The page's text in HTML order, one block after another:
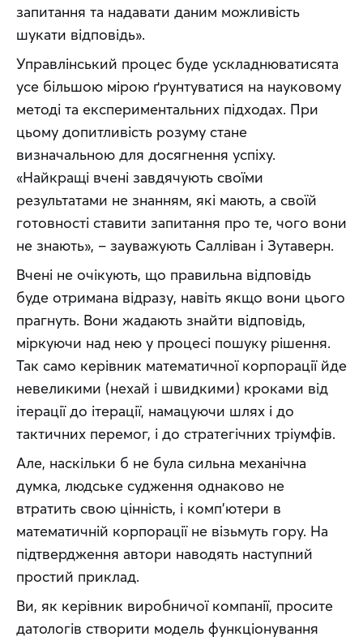
запитання та надавати даним можливість
шукати відповідь».
Управлінський процес буде ускладнюватисята
усе більшою мірою ґрунтуватися на науковому
методі та експериментальних підходах. При
цьому допитливість розуму стане
визначальною для досягнення успіху.
«Найкращі вчені завдячують своїми
результатами не знанням, які мають, а своїй
готовності ставити запитання про те, чого вони
не знають», – зауважують Салліван і Зутаверн.
Вчені не очікують, що правильна відповідь
буде отримана відразу, навіть якщо вони цього
прагнуть. Вони жадають знайти відповідь,
міркуючи над нею у процесі пошуку рішення.
Так само керівник математичної корпорації йде
невеликими (нехай і швидкими) кроками від
ітерації до ітерації, намацуючи шлях і до
тактичних перемог, і до стратегічних тріумфів.
Але, наскільки б не була сильна механічна
думка, людське судження однаково не
втратить свою цінність, і комп’ютери в
математичній корпорації не візьмуть гору. На
підтвердження автори наводять наступний
простий приклад.
Ви, як керівник виробничої компанії, просите
датологів створити модель функціонування